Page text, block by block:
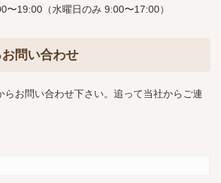
〜19:00（水曜日のみ 9:00〜17:00）
問い合わせ
らお問い合わせ下さい。追って当社からご連